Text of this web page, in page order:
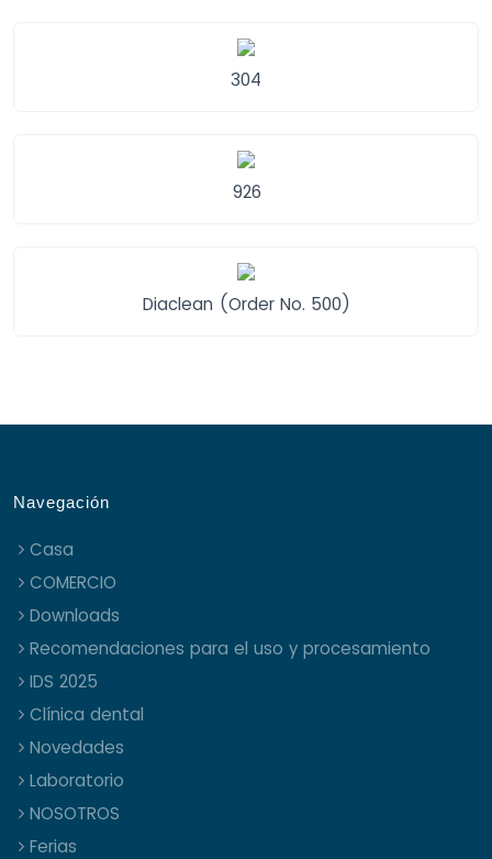
304
926
Diaclean (Order No. 500)
Navegación
Casa
COMERCIO
Downloads
Recomendaciones para el uso y procesamiento
IDS 2025
Clínica dental
Novedades
Laboratorio
NOSOTROS
Ferias